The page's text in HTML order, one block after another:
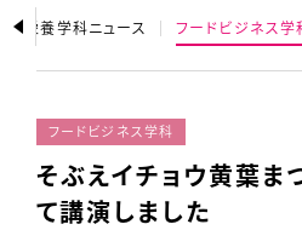
康栄養学科ニュース フードビジネス学
フードビジネス学科
そぶえイチョウ黄葉ま
て講演しました